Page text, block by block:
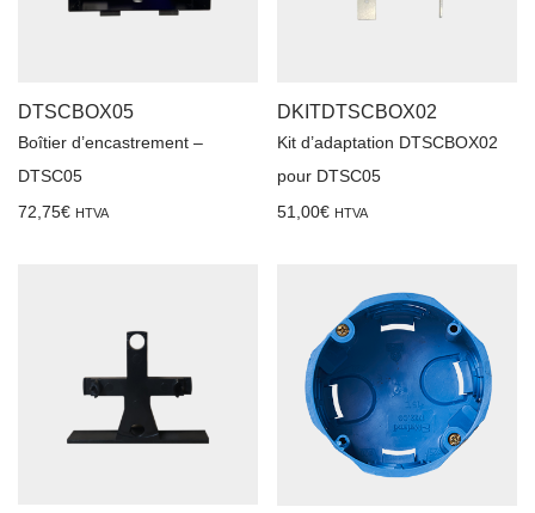
DTSCBOX05
Boîtier d’encastrement –
DTSC05
72,75€ HTVA
DKITDTSCBOX02
Kit d’adaptation DTSCBOX02
pour DTSC05
51,00€ HTVA